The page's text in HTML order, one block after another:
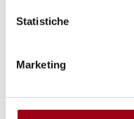
Statistiche
Marketing
Keywords
environment
human rights